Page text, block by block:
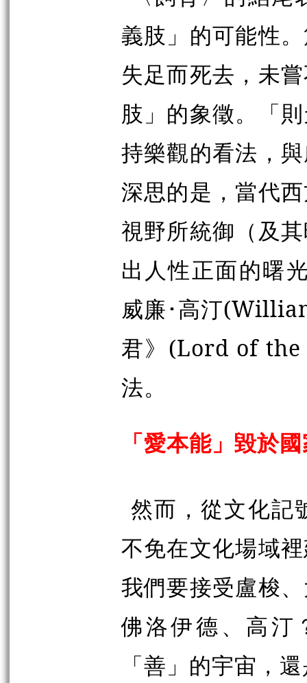
義肢」的可能性
失足而死去，未
肢」的象徵。「
持樂觀的看法，
深思的是，當代
視野所統御（及
出人性正面的曙
威廉･高汀
君》(Lord of the
法。
「愛本能」毀於
然而，從文化記
不免在文化場域
我們要接受盧梭
佛洛伊德、高汀
「善」的宇宙，